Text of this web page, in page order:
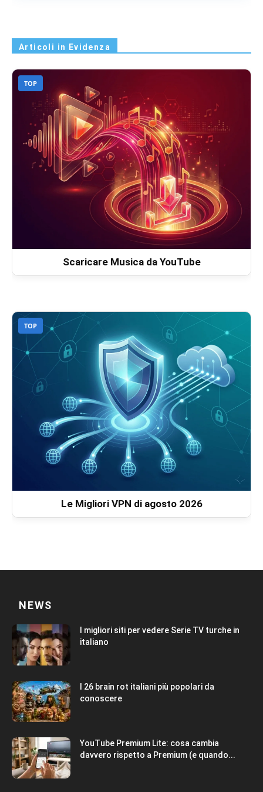
Articoli in Evidenza
TOP
Scaricare Musica da YouTube
TOP
Le Migliori VPN di agosto 2026
NEWS
I migliori siti per vedere Serie TV turche in
italiano
I 26 brain rot italiani più popolari da
conoscere
YouTube Premium Lite: cosa cambia
davvero rispetto a Premium (e quando...